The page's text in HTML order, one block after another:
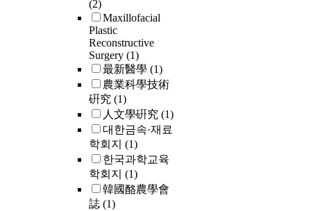
(2)
Maxillofacial
Plastic
Reconstructive
Surgery (1)
最新醫學 (1)
農業科學技術
硏究 (1)
人文學硏究 (1)
대한금속·재료
학회지 (1)
한국과학교육
학회지 (1)
韓國酪農學會
誌 (1)